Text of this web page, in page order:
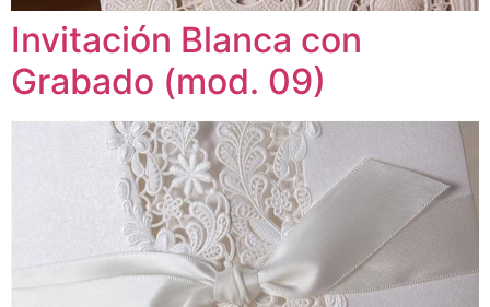
Invitación Blanca con
Grabado (mod. 09)